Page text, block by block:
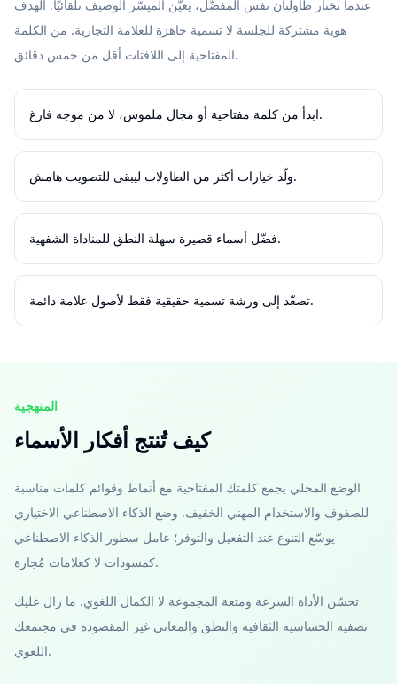
عندما تختار طاولتان نفس المفضّل، يعيّن الميسّر الوصيف تلقائيًا. الهدف
هوية مشتركة للجلسة لا تسمية جاهزة للعلامة التجارية. من الكلمة
المفتاحية إلى اللافتات أقل من خمس دقائق.
ابدأ من كلمة مفتاحية أو مجال ملموس، لا من موجه فارغ.
ولّد خيارات أكثر من الطاولات ليبقى للتصويت هامش.
فضّل أسماء قصيرة سهلة النطق للمناداة الشفهية.
تصعّد إلى ورشة تسمية حقيقية فقط لأصول علامة دائمة.
المنهجية
كيف تُنتج أفكار الأسماء
الوضع المحلي يجمع كلمتك المفتاحية مع أنماط وقوائم كلمات مناسبة
للصفوف والاستخدام المهني الخفيف. وضع الذكاء الاصطناعي الاختياري
يوسّع التنوع عند التفعيل والتوفر؛ عامل سطور الذكاء الاصطناعي
كمسودات لا كعلامات مُجازة.
تحسّن الأداة السرعة ومتعة المجموعة لا الكمال اللغوي. ما زال عليك
تصفية الحساسية الثقافية والنطق والمعاني غير المقصودة في مجتمعك
اللغوي.